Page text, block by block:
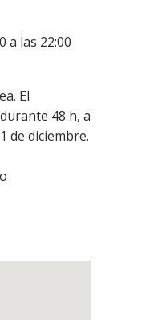
a las 22:00
El
48 h, a
de diciembre.